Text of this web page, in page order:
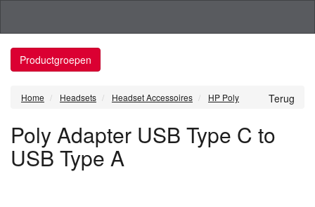
Productgroepen
Terug
Home Headsets Headset Accessoires HP Poly
Poly Adapter USB Type C to
USB Type A